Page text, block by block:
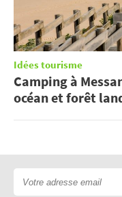
Idées tourisme
Camping à
océan et forêt